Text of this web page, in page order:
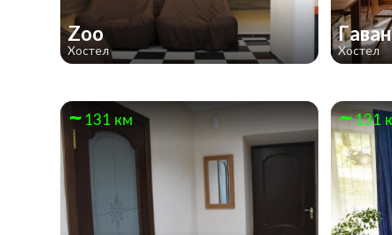
Zoo
Хостел Хостел
131 км 131